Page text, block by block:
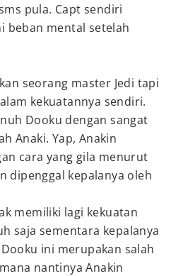
pula. Capt sendiri
beban mental setelah
seorang master Jedi tapi
kekuatannya sendiri.
Dooku dengan sangat
Anaki. Yap, Anakin
cara yang gila menurut
dipenggal kepalanya oleh
memiliki lagi kekuatan
saja sementara kepalanya
ini merupakan salah
nantinya Anakin